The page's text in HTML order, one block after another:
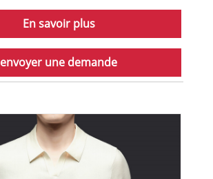
En savoir plus
envoyer une demande